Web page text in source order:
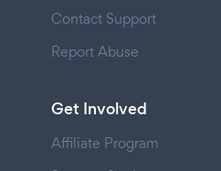
Contact Support
Report Abuse
Get Involved
Affiliate Program